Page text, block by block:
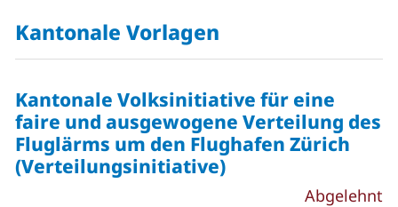
Kantonale Vorlagen
Kantonale Volksinitiative für eine
faire und ausgewogene Verteilung des
Fluglärms um den Flughafen Zürich
(Verteilungsinitiative)
Abgelehnt